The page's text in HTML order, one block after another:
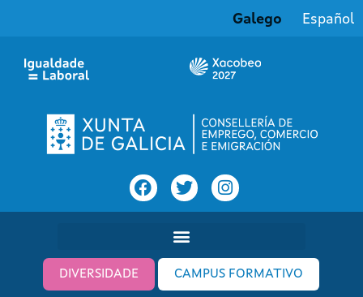
Galego Español
DIVERSIDADE CAMPUS FORMATIVO